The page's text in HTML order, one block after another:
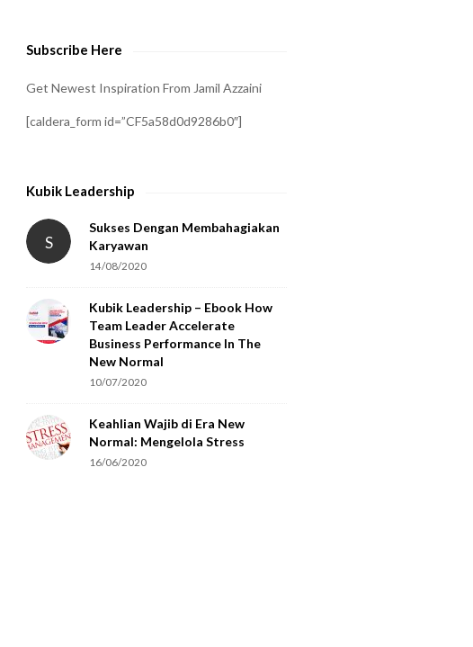
Subscribe Here
Get Newest Inspiration From Jamil Azzaini
[caldera_form id=”CF5a58d0d9286b0″]
Kubik Leadership
S
Sukses Dengan Membahagiakan
Karyawan
14/08/2020
Kubik Leadership – Ebook How
Team Leader Accelerate
Business Performance In The
New Normal
10/07/2020
Keahlian Wajib di Era New
Normal: Mengelola Stress
16/06/2020